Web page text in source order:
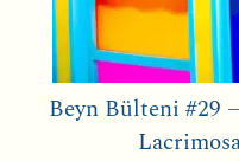
Beyn Bülteni #29